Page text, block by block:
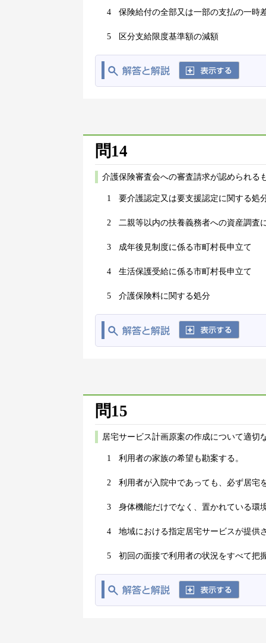
4 保険給付の全部又は一部の支払の一時
5 区分支給限度基準額の減額
問14
介護保険審査会への審査請求が認められる
1 要介護認定又は要支援認定に関する処
2 二親等以内の扶養義務者への資産調査
3 成年後見制度に係る市町村長申立て
4 生活保護受給に係る市町村長申立て
5 介護保険料に関する処分
問15
居宅サービス計画原案の作成について適切
1 利用者の家族の希望も勘案する。
2 利用者が入院中であっても、必ず居宅
3 身体機能だけでなく、置かれている環
4 地域における指定居宅サービスが提供
5 初回の面接で利用者の状況をすべて把